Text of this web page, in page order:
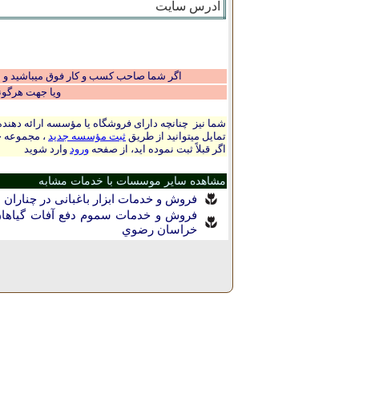
آدرس سایت
اگر شما صاحب کسب و کار فوق میباشید و
ویا جهت
شما نیز چنانچه دارای فروشگاه یا مؤسسه ارائه
تمایل میتوانید از طریق ثبت مؤسسه جدید ، مجموعه
اگر قبلاً ثبت نموده اید، از صفحه ورود وارد شوید
مشاهده سایر موسسات با خدمات مشابه
فروش و خدمات ابزار باغبانی در چناران
فروش و خدمات سموم دفع آفات
خراسان رضوي